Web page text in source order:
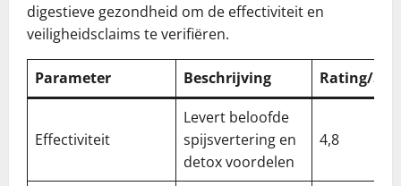
digestieve gezondheid om de effectiviteit en
veiligheidsclaims te verifiëren.
Parameter Beschrijving Rating/5
Effectiviteit
Levert beloofde
spijsvertering en
detox voordelen
4,8